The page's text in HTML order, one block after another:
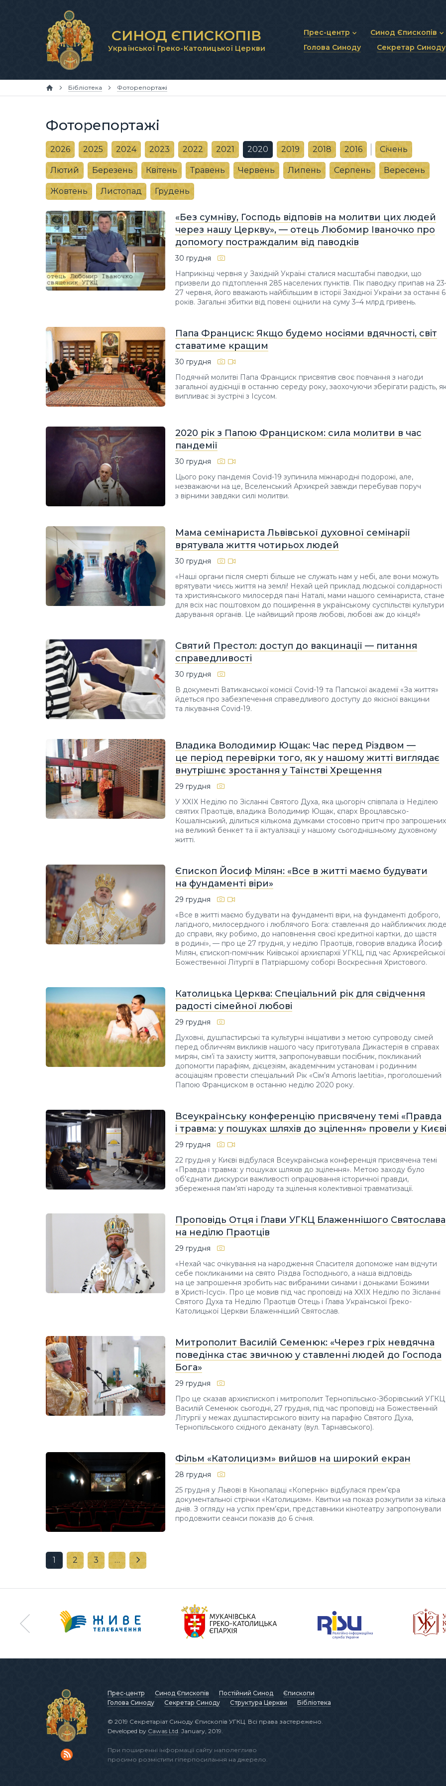
СИНОД ЄПИСКОПІВ
Української Греко-Католицької Церкви
Прес-центр
Новини та анонси
Синод Єпископів
Статут Синоду
Синодальні органи
Голова Синоду Секретар Синоду
Бібліотека Фоторепортажі
Фоторепортажі
2026 2025 2024 2023 2022 2021 2020 2019 2018 2016 Січень
Лютий Березень Квітень Травень Червень Липень Серпень Вересень
Жовтень Листопад Грудень
«Без сумніву, Господь відповів на молитви цих людей
через нашу Церкву», — отець Любомир Іваночко про
допомогу постраждалим від паводків
30 грудня
Наприкінці червня у Західній Україні сталися масштабні паводки, що
призвели до підтоплення 285 населених пунктів. Пік паводку припав на
27 червня, його вважають найбільшим в історії Західної України за останні
років. Загальні збитки від повені оцінили на суму 3–4 млрд гривень.
Папа Франциск: Якщо будемо носіями вдячності, світ
ставатиме кращим
30 грудня
Подячній молитві Папа Франциск присвятив своє повчання з нагоди
загальної аудієнції в останню середу року, заохочуючи зберігати радість,
випливає зі зустрічі з Ісусом.
2020 рік з Папою Франциском: сила молитви в час
пандемії
30 грудня
Цього року пандемія Covid-19 зупинила міжнародні подорожі, але,
незважаючи на це, Вселенський Архиєрей завжди перебував поруч
з вірними завдяки силі молитви.
Мама семінариста Львівської духовної семінарії
врятувала життя чотирьох людей
30 грудня
«Наші органи після смерті більше не служать нам у небі, але вони можуть
врятувати чиєсь життя на землі! Нехай цей приклад людської солідарності
та християнського милосердя пані Наталі, мами нашого семінариста, стане
для всіх нас поштовхом до поширення в українському суспільстві культури
дарування органів. Це найвищий прояв любові, любові аж до кінця!»
Святий Престол: доступ до вакцинації — питання
справедливості
30 грудня
В документі Ватиканської комісії Covid-19 та Папської академії «За життя»
йдеться про забезпечення справедливого доступу до якісної вакцини
та лікування Covid-19.
Владика Володимир Ющак: Час перед Різдвом —
це період перевірки того, як у нашому житті виглядає
внутрішнє зростання у Таїнстві Хрещення
29 грудня
У XXIX Неділю по Зісланні Святого Духа, яка цьогоріч співпала із Неділею
святих Праотців, владика Володимир Ющак, єпарх Вроцлавсько-
Кошалінський, ділиться кількома думками стосовно притчі про запрошених
на великий бенкет та її актуалізації у нашому сьогоднішньому духовному
житті.
Єпископ Йосиф Мілян: «Все в житті маємо будувати
на фундаменті віри»
29 грудня
«Все в житті маємо будувати на фундаменті віри, на фундаменті доброго,
лагідного, милосердного і люблячого Бога: ставлення до найближчих
до справи, яку робимо, до наповнення своєї кредитної картки, до щастя
в родині», — про це 27 грудня, у неділю Праотців, говорив владика Йосиф
Мілян, єпископ-помічник Київської архиєпархії УГКЦ, під час Архиєрейської
Божественної Літургії в Патріаршому соборі Воскресіння Христового.
Католицька Церква: Спеціальний рік для свідчення
радості сімейної любові
29 грудня
Духовні, душпастирські та культурні ініціативи з метою супроводу сімей
перед обличчям викликів нашого часу приготувала Дикастерія в справах
мирян, сім’ї та захисту життя, запропонувавши посібник, покликаний
допомогти парафіям, дієцезіям, академічним установам і родинним
асоціаціям провести спеціальний Рік «Сім’я Amoris laetitia», проголошений
Папою Франциском в останню неділю 2020 року.
Всеукраїнську конференцію присвячену темі «Правда
і травма: у пошуках шляхів до зцілення» провели у Києві
29 грудня
22 грудня у Києві відбулася Всеукраїнська конференція присвячена темі
«Правда і травма: у пошуках шляхів до зцілення». Метою заходу було
об’єднати дискурси важливості опрацювання історичної правди,
збереження пам’яті народу та зцілення колективної травматизації.
Проповідь Отця і Глави УГКЦ Блаженнішого Святослава
на неділю Праотців
29 грудня
«Нехай час очікування на народження Спасителя допоможе нам відчути
себе покликаними на свято Різдва Господнього, а наша відповідь
на це запрошення зробить нас вибраними синами і доньками Божими
в Христі-Ісусі». Про це мовив під час проповіді на XXIX Неділю по Зісланні
Святого Духа та Неділю Праотців Отець і Глава Української Греко-
Католицької Церкви Блаженніший Святослав.
Митрополит Василій Семенюк: «Через гріх невдячна
поведінка стає звичною у ставленні людей до Господа
Бога»
29 грудня
Про це сказав архиєпископ і митрополит Тернопільсько-Зборівський УГКЦ
Василій Семенюк сьогодні, 27 грудня, під час проповіді на Божественній
Літургії у межах душпастирського візиту на парафію Святого Духа,
Тернопільського східного деканату (вул. Тарнавського).
Фільм «Католицизм» вийшов на широкий екран
28 грудня
25 грудня у Львові в Кінопалаці «Копернік» відбулася прем’єра
документальної стрічки «Католицизм». Квитки на показ розкупили за кілька
днів. З огляду на успіх прем’єри, представники кінотеатру запропонували
продовжити сеанси показів до 6 січня.
1 2 3 …
Прес-центр Синод Єпископів Постійний Синод
Єпископи
Голова Синоду
Секретар Синоду Структура Церкви Бібліотека
© 2019 Секретаріат Синоду Єпископів УГКЦ. Всі права застережено.
Developed by Cawas Ltd. January, 2019.
При поширенні інформації сайту наполегливо
просимо розмістити гіперпосилання на джерело.